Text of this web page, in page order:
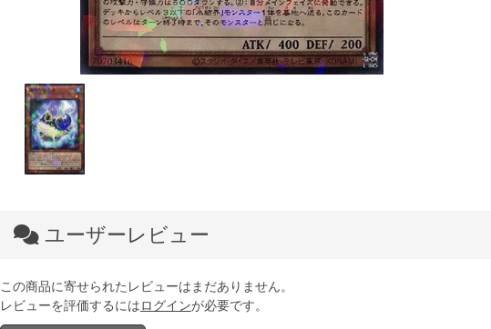
ユーザーレビュー
この商品に寄せられたレビューはまだありません。
レビューを評価するにはログインが必要です。